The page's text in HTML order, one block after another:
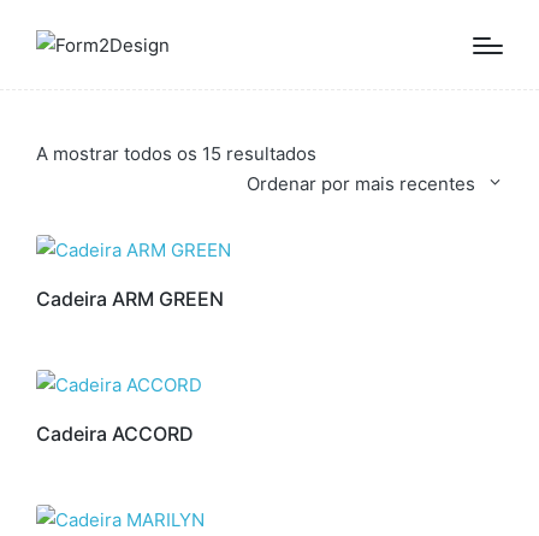
A mostrar todos os 15 resultados
por
Ordenar por mais recentes
Cadeira ARM GREEN
Cadeira ACCORD